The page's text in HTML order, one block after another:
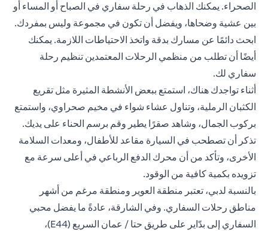
الصحراء. يمكنك الذهاب في رحلة سفاري في الصباح أو المساء أو
بين عشية وضحاها، ويفضل أن تكون في مجموعة وليس بمفردك.
ابحث دائمًا عن مسارك بدقة واتخذ الاحتياطات اللازمة. يمكنك
أيضًا أن تطلب من منظمي الرحلات المعتمدين تنظيم رحلة
سفاري لك.
أثناء تواجدك هناك، استمتع ببعض الأنشطة المثيرة مثل تقريع
الكثبان الرملية، وتناول عشاء شواء في مخيم صحراوي، واستمتع
بركوب الجمال، وشاهد صقرًا يطير وقم برسم الحناء على يديك.
تذكر أن تصطحب في السيارة مقاعد للأطفال، ومعدات السلامة
الأخرى، وتأكد من أن محرك الدفع الرباعي في أعلى سرعة مع
تزويده بكمية كافية من الوقود.
بالنسبة لدبي، تعتبر منطقة العوير ومنطقة مرغم من أشهر
مناطق رحلات السفاري. وفي الشارقة، عادةً ما يفضل محبي
السفاري إلى بدّاير على طريق حتا / عمان السريع (E44)،